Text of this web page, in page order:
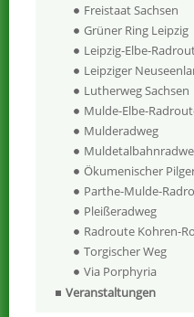
Freistaat Sachsen
Grüner Ring Leipzig
Leipzig-Elbe-
Leipziger
Lutherweg Sachsen
Mulde-Elbe-
Mulderadweg
Ökumenischer
Parthe-Mulde-
Pleißeradweg
Radroute Kohren-
Torgischer Weg
Via Porphyria
Veranstaltungen